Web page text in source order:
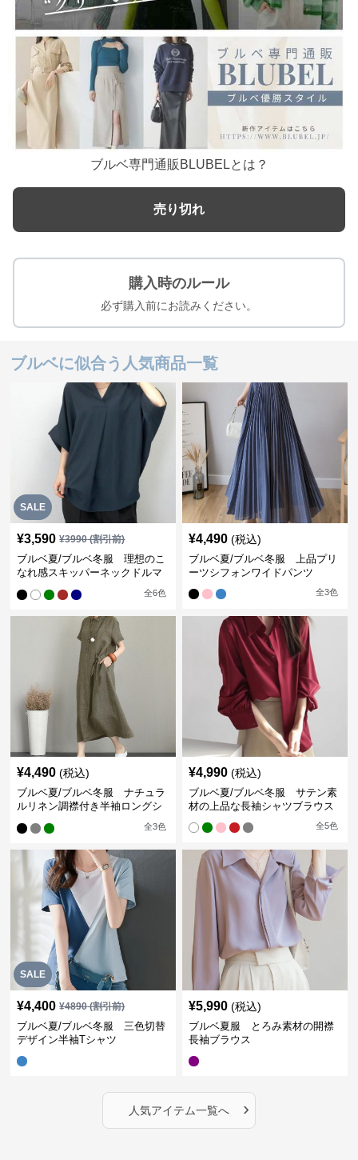
ブルベ専門通販BLUBELとは？
売り切れ
購入時のルール
必ず購入前にお読みください。
ブルベに似合う人気商品一覧
SALE
¥3,590 ¥3990(割引前)
ブルベ夏/ブルベ冬服 理想のこ
なれ感スキッパーネックドルマ
全6色
¥4,490 (税込)
ブルベ夏/ブルベ冬服 上品プリ
ーツシフォンワイドパンツ
全3色
¥4,490 (税込)
ブルベ夏/ブルベ冬服 ナチュラ
ルリネン調襟付き半袖ロングシ
全3色
¥4,990 (税込)
ブルベ夏/ブルベ冬服 サテン素
材の上品な長袖シャツブラウス
全5色
SALE
¥4,400 ¥4890(割引前)
ブルベ夏/ブルベ冬服 三色切替
デザイン半袖Tシャツ
¥5,990 (税込)
ブルベ夏服 とろみ素材の開襟
長袖ブラウス
人気アイテム一覧へ ›